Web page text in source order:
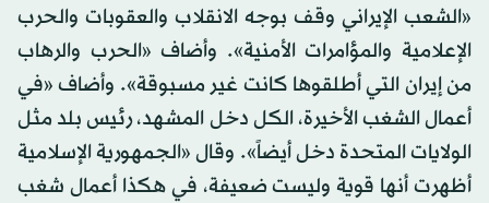
«الشعب الإيراني وقف بوجه الانقلاب والعقوبات والحرب
الإعلامية والمؤامرات الأمنية». وأضاف «الحرب والرهاب
من إيران التي أطلقوها كانت غير مسبوقة». وأضاف «في
أعمال الشغب الأخيرة، الكل دخل المشهد، رئيس بلد مثل
الولايات المتحدة دخل أيضاً». وقال «الجمهورية الإسلامية
أظهرت أنها قوية وليست ضعيفة، في هكذا أعمال شغب